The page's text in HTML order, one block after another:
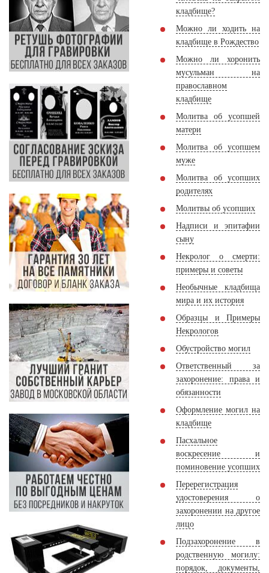
кладбище?
Можно ли ходить на
кладбище в Рождество
Можно ли хоронить
мусульман на
православном
кладбище
Молитва об усопшей
матери
Молитва об усопшем
муже
Молитва об усопших
родителях
Молитвы об усопших
Надписи и эпитафии
сыну
Некролог о смерти:
примеры и советы
Необычные кладбища
мира и их история
Образцы и Примеры
Некрологов
Обустройство могил
Ответственный за
захоронение: права и
обязанности
Оформление могил на
кладбище
Пасхальное
воскресение и
поминовение усопших
Перерегистрация
удостоверения о
захоронении на другое
лицо
Подзахоронение в
родственную могилу:
порядок, документы,